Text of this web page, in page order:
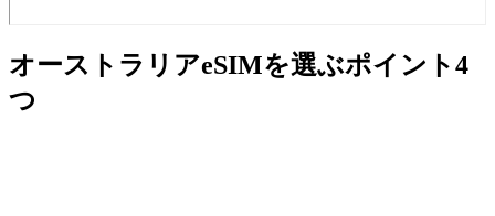
オーストラリアeSIMを選ぶポイント4
つ